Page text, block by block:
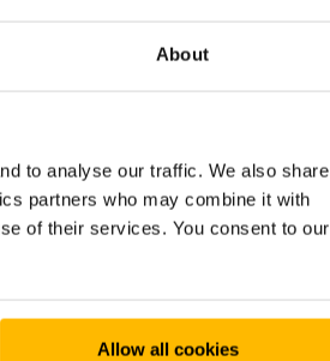
About
to analyse our traffic. We also share
partners who may combine it with
of their services. You consent to our
Allow all cookies
κιλών έκαστος, είναι ένα
η εξοικονόμηση χώρου
επιτρέπει μεγαλύτερο
χρήση του χώρου.